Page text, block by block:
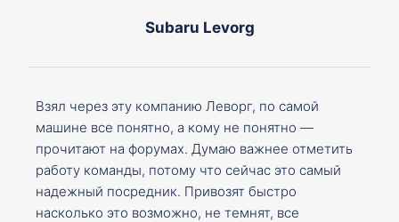
Subaru Levorg
Взял через эту компанию Леворг, по самой
машине все понятно, а кому не понятно —
прочитают на форумах. Думаю важнее отметить
работу команды, потому что сейчас это самый
надежный посредник. Привозят быстро
насколько это возможно, не темнят, все